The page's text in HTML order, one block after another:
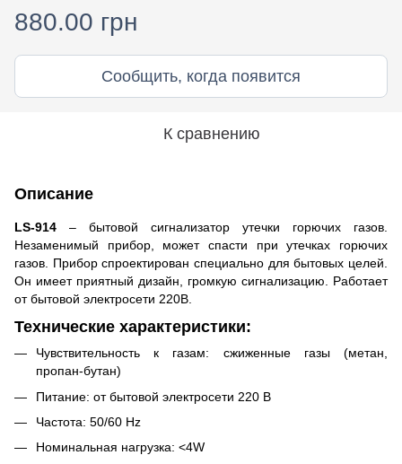
880.00 грн
Сообщить, когда появится
К сравнению
Описание
LS-914 – бытовой сигнализатор утечки горючих газов.
Незаменимый прибор, может спасти при утечках горючих
газов. Прибор спроектирован специально для бытовых целей.
Он имеет приятный дизайн, громкую сигнализацию. Работает
от бытовой электросети 220В.
Технические характеристики:
Чувствительность к газам: сжиженные газы (метан,
пропан-бутан)
Питание: от бытовой электросети 220 В
Частота: 50/60 Hz
Номинальная нагрузка: <4W